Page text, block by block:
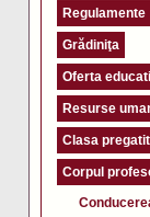
Regulamente
Grădiniţa
Oferta
Resurse
Clasa
Corpul